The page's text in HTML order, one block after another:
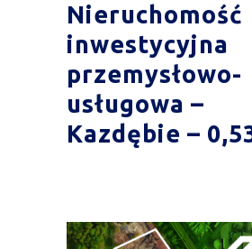
Nieruchomość
inwestycyjna
przemysłowo-
usługowa –
Kazdębie –